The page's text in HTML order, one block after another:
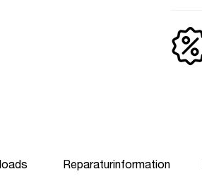
Reparaturinformation